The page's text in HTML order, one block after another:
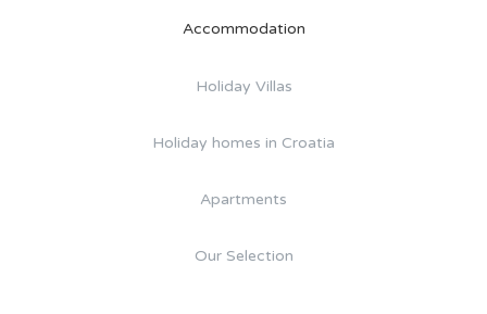
Accommodation
Holiday Villas
Holiday homes in Croatia
Apartments
Our Selection